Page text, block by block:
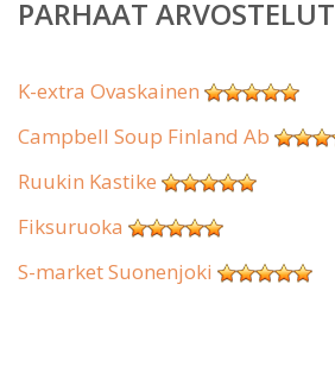
PARHAAT ARVOSTELUT
K-extra Ovaskainen
Campbell Soup Finland Ab
Ruukin Kastike
Fiksuruoka
S-market Suonenjoki